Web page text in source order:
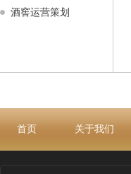
酒窖运营策划
首页 关于我们